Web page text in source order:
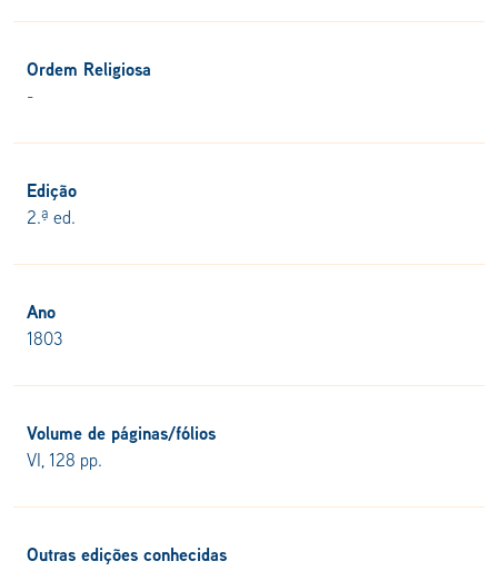
Ordem Religiosa
-
Edição
2.ª ed.
Ano
1803
Volume de páginas/fólios
VI, 128 pp.
Outras edições conhecidas